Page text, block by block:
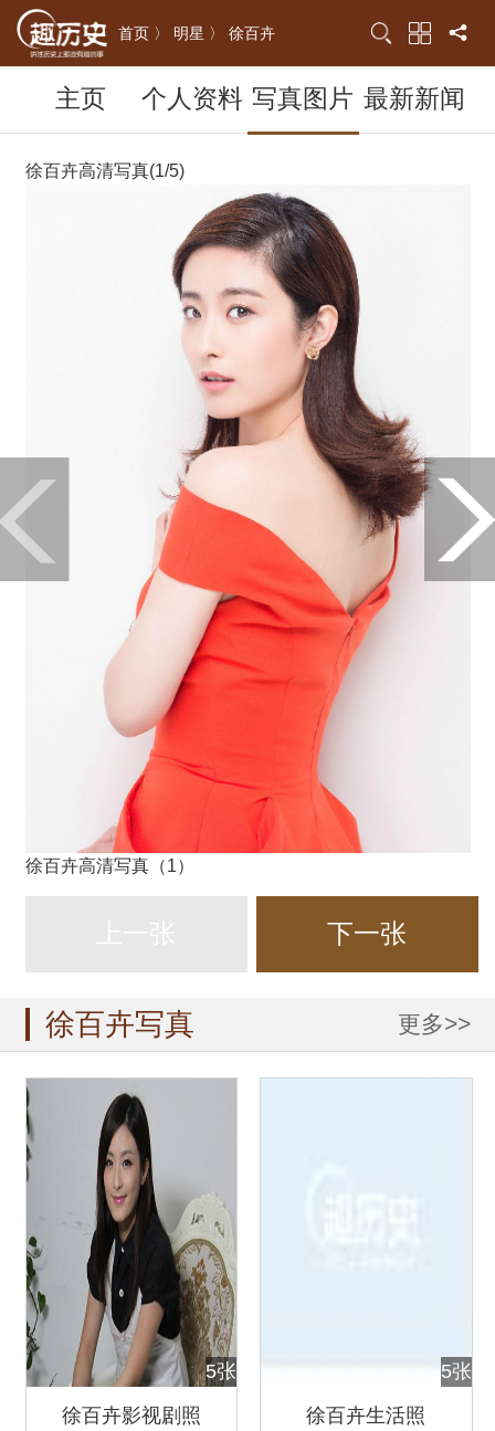
首页 〉 明星 〉 徐百卉
主页 个人资料 写真图片 最新新闻
徐百卉高清写真(1/5)
徐百卉高清写真（1）
下一张
徐百卉写真 更多>>
5张
徐百卉影视剧照
5张
徐百卉生活照